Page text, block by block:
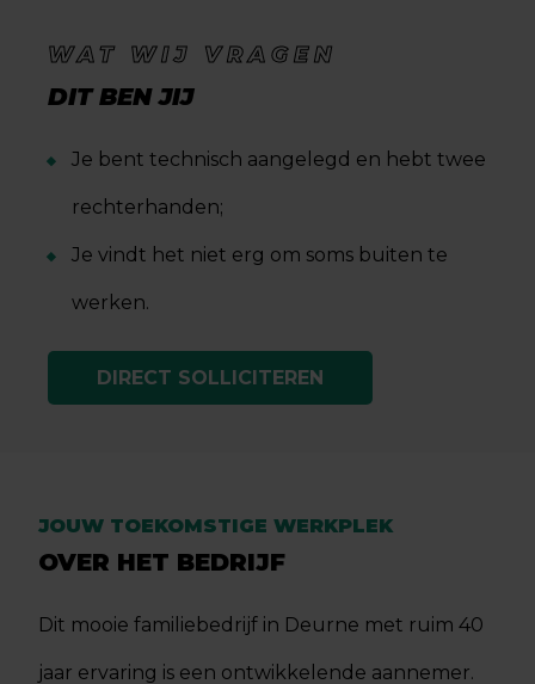
WAT WIJ VRAGEN
DIT BEN JIJ
Je bent technisch aangelegd en hebt twee
rechterhanden;
Je vindt het niet erg om soms buiten te
werken.
DIRECT SOLLICITEREN
JOUW TOEKOMSTIGE WERKPLEK
OVER HET BEDRIJF
Dit mooie familiebedrijf in Deurne met ruim 40
jaar ervaring is een ontwikkelende aannemer.